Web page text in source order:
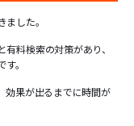
した。
料検索の対策があり、
。
効果が出るまでに時間が